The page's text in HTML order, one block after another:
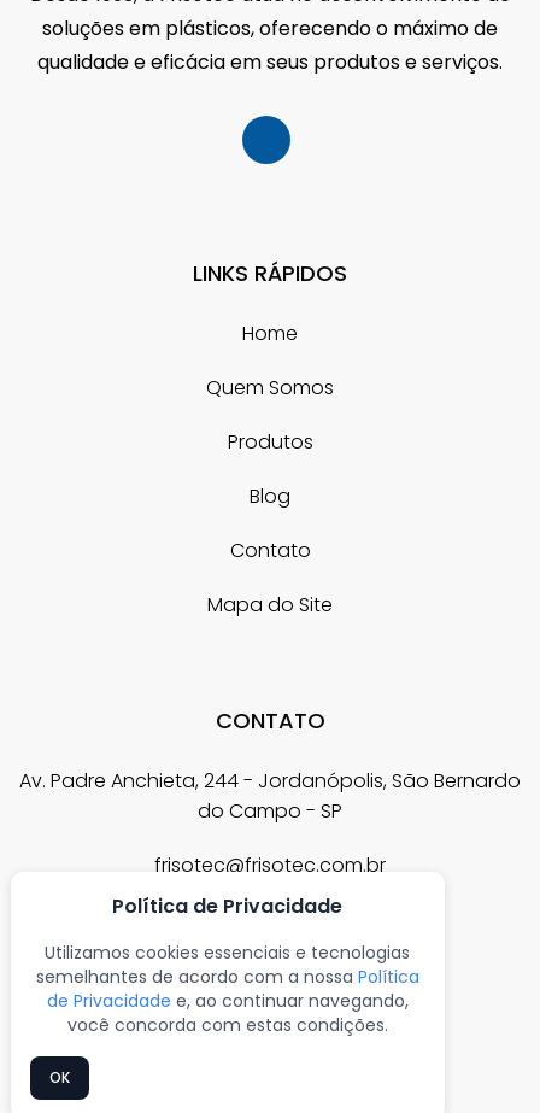
soluções em plásticos, oferecendo o máximo de
qualidade e eficácia em seus produtos e serviços.
LINKS RÁPIDOS
Home
Quem Somos
Produtos
Blog
Contato
Mapa do Site
CONTATO
Av. Padre Anchieta, 244 - Jordanópolis, São Bernardo
do Campo - SP
frisotec@frisotec.com.br
mktplace@garratec.com.br
garratec@garratec.com.br
(11) 4330-8126
Política de Privacidade
Utilizamos cookies essenciais e tecnologias
semelhantes de acordo com a nossa Política
de Privacidade e, ao continuar navegando,
você concorda com estas condições.
OK